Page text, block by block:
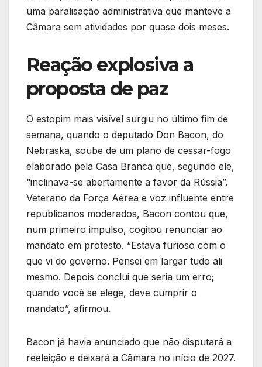
uma paralisação administrativa que manteve a
Câmara sem atividades por quase dois meses.
Reação explosiva a
proposta de paz
O estopim mais visível surgiu no último fim de
semana, quando o deputado Don Bacon, do
Nebraska, soube de um plano de cessar-fogo
elaborado pela Casa Branca que, segundo ele,
“inclinava-se abertamente a favor da Rússia”.
Veterano da Força Aérea e voz influente entre
republicanos moderados, Bacon contou que,
num primeiro impulso, cogitou renunciar ao
mandato em protesto. “Estava furioso com o
que vi do governo. Pensei em largar tudo ali
mesmo. Depois conclui que seria um erro;
quando você se elege, deve cumprir o
mandato”, afirmou.
Bacon já havia anunciado que não disputará a
reeleição e deixará a Câmara no início de 2027.